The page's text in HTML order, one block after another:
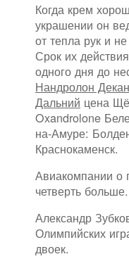
Когда крем
украшении он
от тепла рук и
Срок их
одного дня до
Нандролон
Дальний цена
Oxandrolone
на-Амуре:
Краснокаменск.
Авиакомпании о
четверть больше.
Александр
Олимпийских
двоек.